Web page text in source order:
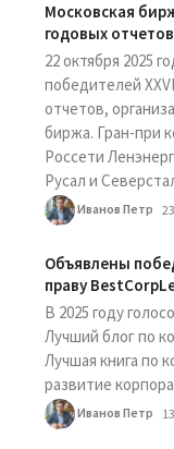
Московская
годовых
22 октября 2025
победителей
отчетов,
биржа. Гран-при
Россети
Русал и
Иванов Петр
Объявлены
праву
В 2025 году
Лучший блог по
Лучшая книга по
развитие
Иванов Петр